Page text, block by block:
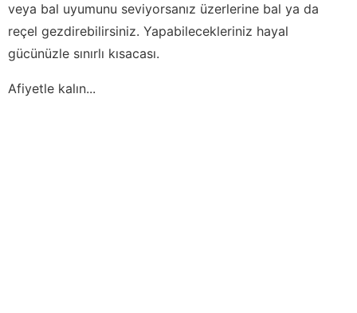
veya bal uyumunu seviyorsanız üzerlerine bal ya da
reçel gezdirebilirsiniz. Yapabilecekleriniz hayal
gücünüzle sınırlı kısacası.
Afiyetle kalın...